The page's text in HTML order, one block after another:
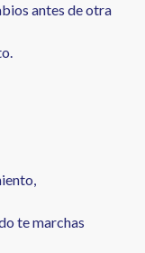
antes de otra
te marchas